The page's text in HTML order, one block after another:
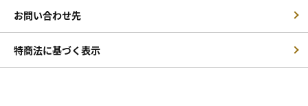
お問い合わせ先
特商法に基づく表示